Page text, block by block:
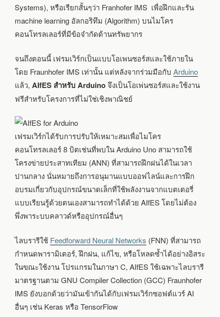
โอเพ่นซอร์ส
Systems), หรือเรียกสั้นๆว่า Franhofer IMS เพื่อฝึกและรัน
machine learning อัลกอริทึม (Algorithm) บนไมโคร
คอนโทรลเลอร์ที่มีข้อจำกัดด้านทรัพยากร
จนถึงตอนนี้ เฟรมเวิร์กเป็นแบบโอเพนซอร์สและใช้ภายใน
โดย Fraunhofer IMS เท่านั้น แต่หลังจากร่วมมือกับ Arduino
แล้ว, AIfES สำหรับ Arduino จึงเป็นโอเพ่นซอร์สและใช้งาน
ฟรีสำหรับโครงการที่ไม่ใช่เชิงพาณิชย์
เฟรมเวิร์กได้รับการปรับให้เหมาะสมเพื่อไมโคร
คอนโทรลเลอร์ 8 บิตเช่นที่พบใน Arduino Uno สามารถใช้
โครงข่ายประสาทเทียม (ANN) ที่สามารถฝึกฝนได้ในเวลา
ปานกลาง นั่นหมายถึงการอนุมานแบบออฟไลน์และการฝึก
อบรมเกี่ยวกับอุปกรณ์ขนาดเล็กที่ใช้พลังงานจากแบตเตอรี่
แบบเรียนรู้ด้วยตนเองสามารถทำได้ด้วย AIfES โดยไม่ต้อง
พึ่งพาระบบคลาวด์หรืออุปกรณ์อื่นๆ
ไลบรารีใช้ Feedforward Neural Networks (FNN) ที่สามารถ
กำหนดพารามิเตอร์, ฝึกฝน, แก้ไข, หรือโหลดซ้ำได้อย่างอิสระ
ในขณะใช้งาน โปรแกรมในภาษา C, AIfES ใช้เฉพาะไลบรารี
มาตรฐานตาม GNU Compiler Collection (GCC) Fraunhofer
IMS ยังบอกด้วยว่ามันเข้ากันได้กับเฟรมเวิร์กซอฟต์แวร์ AI
อื่นๆ เช่น Keras หรือ TensorFlow